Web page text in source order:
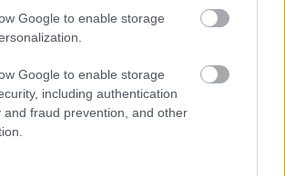
Google to enable storage
Google to enable storage
including authentication
and fraud prevention, and other
Paks II.: Mit jelent az 5. blokk új
mérföldköve a felülvizsgálat